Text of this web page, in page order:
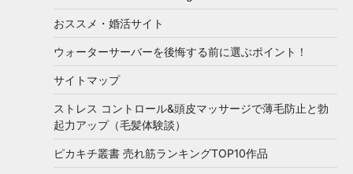
おススメ・婚活サイト
ウォーターサーバーを後悔する前に選ぶポイント！
サイトマップ
ストレス コントロール&頭皮マッサージで薄毛防止と勃
起力アップ（毛髪体験談）
ピカキチ叢書 売れ筋ランキングTOP10作品